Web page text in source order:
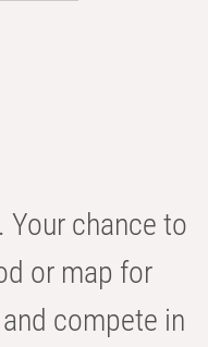
Your chance to
or map for
compete in